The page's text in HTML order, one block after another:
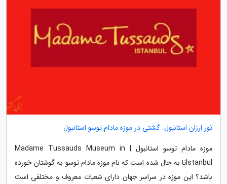
تور ارزان استانبول: گشتی در موزه مادام توسو استانبول
موزه مادام توسو استانبول | Madame Tussauds Museum in
Istanbulتا به حال شده است که نام موزه مادام توسو به گوشتان خورده
باشد؟ این موزه در سراسر جهان دارای شعبات معروف و مختلفی است